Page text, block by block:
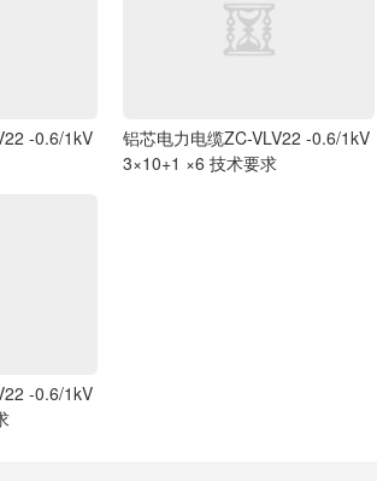
-0.6/1kV
铝芯电力电缆ZC-VLV22 -0.6/1kV
3×10+1 ×6 技术要求
-0.6/1kV